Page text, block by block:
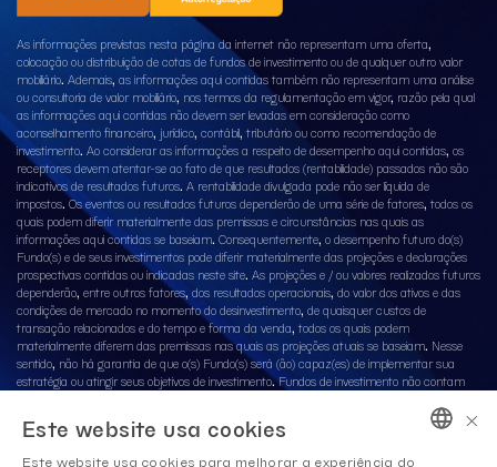
As informações previstas nesta página da internet não representam uma oferta,
colocação ou distribuição de cotas de fundos de investimento ou de qualquer outro valor
mobiliário. Ademais, as informações aqui contidas também não representam uma análise
ou consultoria de valor mobiliário, nos termos da regulamentação em vigor, razão pela qual
as informações aqui contidas não devem ser levadas em consideração como
aconselhamento financeiro, jurídico, contábil, tributário ou como recomendação de
investimento. Ao considerar as informações a respeito de desempenho aqui contidas, os
receptores devem atentar-se ao fato de que resultados (rentabilidade) passados não são
indicativos de resultados futuros. A rentabilidade divulgada pode não ser líquida de
impostos. Os eventos ou resultados futuros dependerão de uma série de fatores, todos os
quais podem diferir materialmente das premissas e circunstâncias nas quais as
informações aqui contidas se baseiam. Consequentemente, o desempenho futuro do(s)
Fundo(s) e de seus investimentos pode diferir materialmente das projeções e declarações
prospectivas contidas ou indicadas neste site. As projeções e / ou valores realizados futuros
dependerão, entre outros fatores, dos resultados operacionais, do valor dos ativos e das
condições de mercado no momento do desinvestimento, de quaisquer custos de
transação relacionados e do tempo e forma da venda, todos os quais podem
materialmente diferem das premissas nas quais as projeções atuais se baseiam. Nesse
sentido, não há garantia de que o(s) Fundo(s) será (ão) capaz(es) de implementar sua
estratégia ou atingir seus objetivos de investimento. Fundos de investimento não contam
mecanismo de seguro ou, ainda, do Fundo Garantidor de Créditos – FGC. Ao investidor é
recomendada a leitura cuidadosa do regulamento e dos documentos de subscrição, com×
Este website usa cookies
Este website usa cookies para melhorar a experiência do